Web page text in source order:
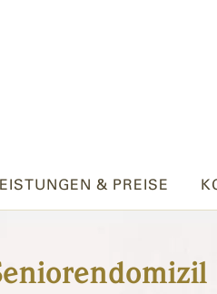
& PREISE